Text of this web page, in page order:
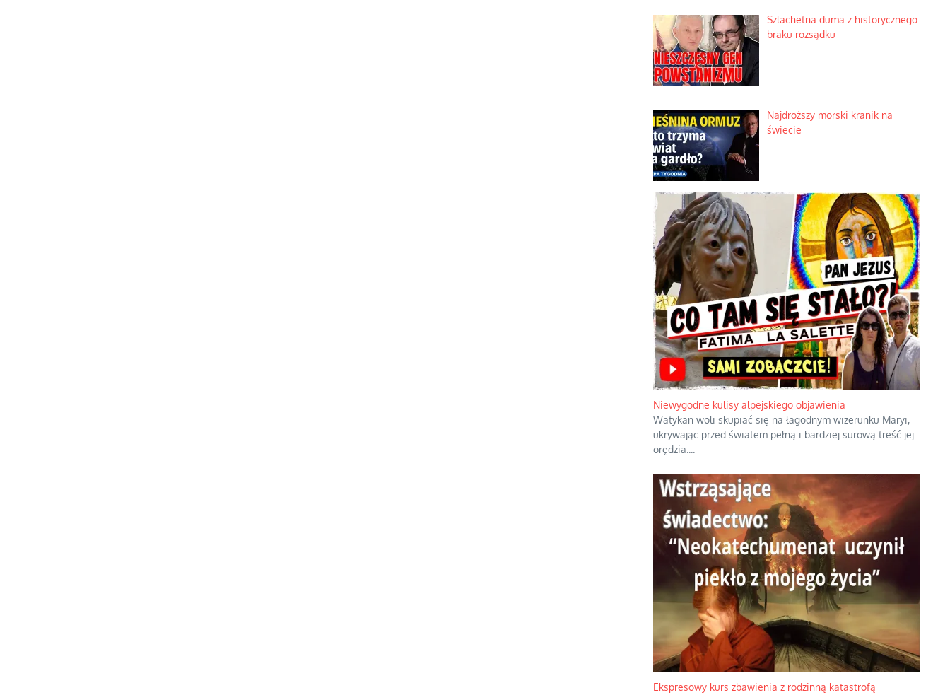
Szlachetna duma z historycznego
braku rozsądku
Najdroższy morski kranik na
świecie
Niewygodne kulisy alpejskiego objawienia
Watykan woli skupiać się na łagodnym wizerunku Maryi,
ukrywając przed światem pełną i bardziej surową treść jej
orędzia.
Ekspresowy kurs zbawienia z rodzinną katastrofą